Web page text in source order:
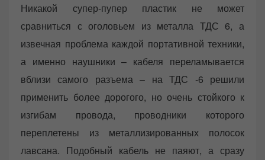
Никакой супер-пупер пластик не может
сравниться с оголовьем из металла ТДС 6, а
извечная проблема каждой портативной техники,
а именно наушники – кабеля переламывается
вблизи самого разъема – на ТДС -6 решили
применить более дорогого, но очень стойкого к
изгибам провода, проводники которого
переплетены из металлизированных полосок
лавсана. Подобный кабель не паяют, а сразу